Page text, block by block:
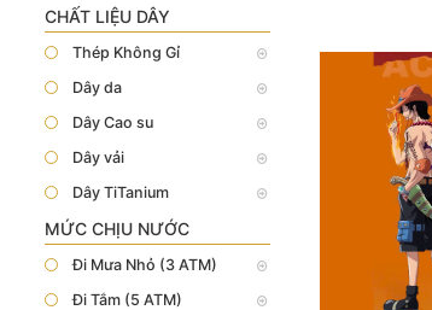
CHẤT LIỆU DÂY
Thép Không Gỉ
Dây da
Dây Cao su
Dây vải
Dây TiTanium
MỨC CHỊU NƯỚC
Đi Mưa Nhỏ (3 ATM)
Đi Tắm (5 ATM)